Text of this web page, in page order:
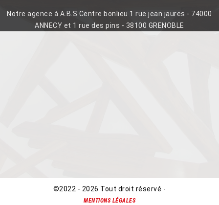
Notre agence à A.B.S Centre bonlieu 1 rue jean jaures - 74000
ANNECY et 1 rue des pins - 38100 GRENOBLE
©2022 - 2026 Tout droit réservé -
MENTIONS LÉGALES